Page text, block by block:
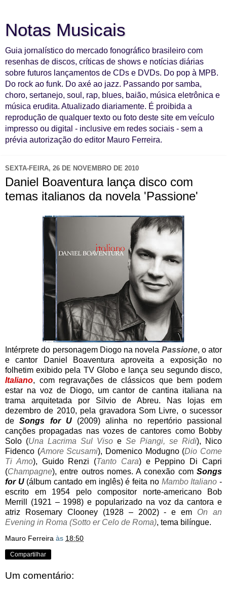
Notas Musicais
Guia jornalístico do mercado fonográfico brasileiro com
resenhas de discos, críticas de shows e notícias diárias
sobre futuros lançamentos de CDs e DVDs. Do pop à MPB.
Do rock ao funk. Do axé ao jazz. Passando por samba,
choro, sertanejo, soul, rap, blues, baião, música eletrônica e
música erudita. Atualizado diariamente. É proibida a
reprodução de qualquer texto ou foto deste site em veículo
impresso ou digital - inclusive em redes sociais - sem a
prévia autorização do editor Mauro Ferreira.
SEXTA-FEIRA, 26 DE NOVEMBRO DE 2010
Daniel Boaventura lança disco com
temas italianos da novela 'Passione'
Intérprete do personagem Diogo na novela Passione, o ator
e cantor Daniel Boaventura aproveita a exposição no
folhetim exibido pela TV Globo e lança seu segundo disco,
Italiano, com regravações de clássicos que bem podem
estar na voz de Diogo, um cantor de cantina italiana na
trama arquitetada por Silvio de Abreu. Nas lojas em
dezembro de 2010, pela gravadora Som Livre, o sucessor
deSongs for U(2009) alinha no repertório passional
canções propagadas nas vozes de cantores como Bobby
Solo (Una Lacrima Sul Viso e Se Piangi, se Ridi), Nico
Fidenco (Amore Scusami), Domenico Modugno (Dio Come
Ti Amo), Guido Renzi (Tanto Cara) e Peppino Di Capri
(Champagne), entre outros nomes. A conexão com Songs
for U(álbum cantado em inglês) é feita no Mambo Italiano -
escrito em 1954 pelo compositor norte-americano Bob
Merrill (1921 – 1998) e popularizado na voz da cantora e
atriz Rosemary Clooney (1928 – 2002) - e em On an
Evening in Roma (Sotto er Celo de Roma), tema bilíngue.
Mauro Ferreira às 18:50
Compartilhar
Um comentário: